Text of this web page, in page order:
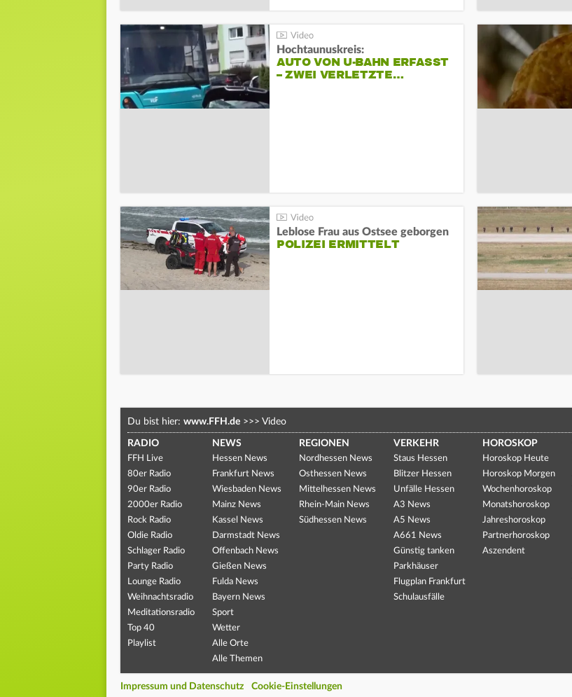
Hochtaunuskreis:
AUTO VON U-BAHN ERFASST
– ZWEI VERLETZTE…
Leblose Frau aus Ostsee geborgen
POLIZEI ERMITTELT
Du bist hier: www.FFH.de >>> Video
RADIO
FFH Live
80er Radio
90er Radio
2000er Radio
Rock Radio
Oldie Radio
Schlager Radio
Party Radio
Lounge Radio
Weihnachtsradio
Meditationsradio
Top 40
Playlist
NEWS
Hessen News
Frankfurt News
Wiesbaden News
Mainz News
Kassel News
Darmstadt News
Offenbach News
Gießen News
Fulda News
Bayern News
Sport
Wetter
Alle Orte
Alle Themen
REGIONEN
Nordhessen News
Osthessen News
Mittelhessen News
Rhein-Main News
Südhessen News
VERKEHR
Staus Hessen
Blitzer Hessen
Unfälle Hessen
A3 News
A5 News
A661 News
Günstig tanken
Parkhäuser
Flugplan Frankfurt
Schulausfälle
HOROSKOP
Horoskop Heute
Horoskop Morgen
Wochenhoroskop
Monatshoroskop
Jahreshoroskop
Partnerhoroskop
Aszendent
Impressum und Datenschutz Cookie-Einstellungen